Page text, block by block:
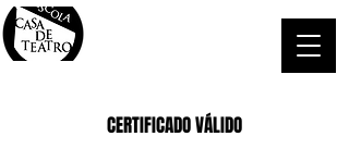
CERTIFICADO VÁLIDO